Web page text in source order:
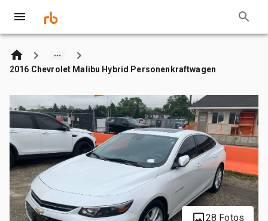
2016 Chevrolet Malibu Hybrid Personenkraftwagen
28 Fotos